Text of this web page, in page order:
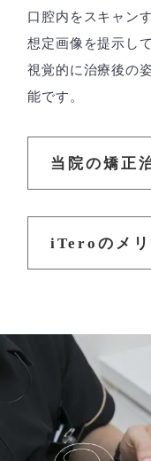
口腔内をスキャン
想定画像を提示し
視覚的に治療後の
能です。
当院の矯正
iTeroのメリ